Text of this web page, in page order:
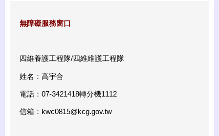
無障礙服務窗口
四維養護工程隊/四維維護工程隊
姓名：高宇合
電話：07-3421418轉分機1112
信箱： kwc0815@kcg.gov.tw